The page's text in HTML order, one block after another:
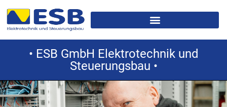
• ESB GmbH Elektrotechnik und
Steuerungsbau •